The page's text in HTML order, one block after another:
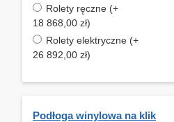
Rolety ręczne (+
18 868,00 zł)
Rolety elektryczne (+
26 892,00 zł)
Podłoga winylowa na klik